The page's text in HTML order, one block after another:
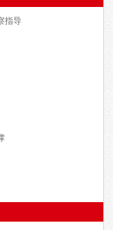
指导